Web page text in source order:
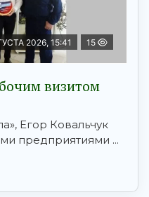
2026, 15:41 15
визитом
Егор Ковальчук
предприятиями ...